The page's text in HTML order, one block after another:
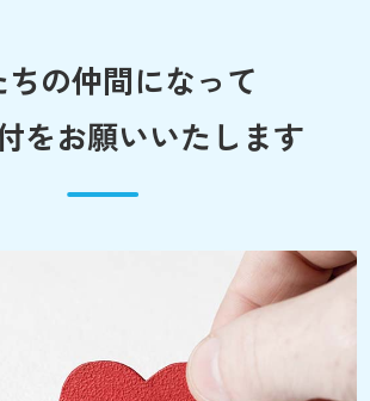
ちの仲間になって
をお願いいたします